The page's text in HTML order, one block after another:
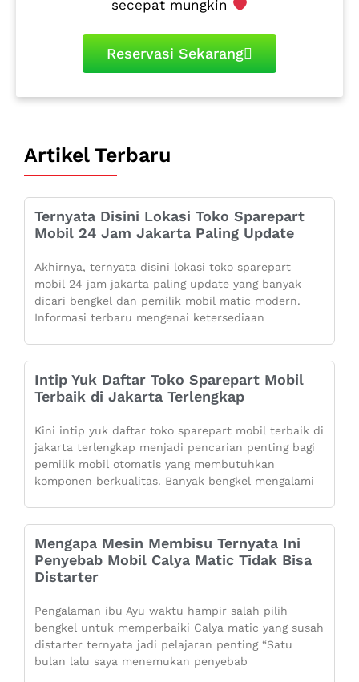
secepat mungkin
Reservasi Sekarang
Artikel Terbaru
Ternyata Disini Lokasi Toko Sparepart
Mobil 24 Jam Jakarta Paling Update
Akhirnya, ternyata disini lokasi toko sparepart
mobil 24 jam jakarta paling update yang banyak
dicari bengkel dan pemilik mobil matic modern.
Informasi terbaru mengenai ketersediaan
Intip Yuk Daftar Toko Sparepart Mobil
Terbaik di Jakarta Terlengkap
Kini intip yuk daftar toko sparepart mobil terbaik di
jakarta terlengkap menjadi pencarian penting bagi
pemilik mobil otomatis yang membutuhkan
komponen berkualitas. Banyak bengkel mengalami
Mengapa Mesin Membisu Ternyata Ini
Penyebab Mobil Calya Matic Tidak Bisa
Distarter
Pengalaman ibu Ayu waktu hampir salah pilih
bengkel untuk memperbaiki Calya matic yang susah
distarter ternyata jadi pelajaran penting “Satu
bulan lalu saya menemukan penyebab